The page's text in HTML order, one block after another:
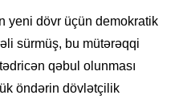
yeni dövr üçün demokratik
sürmüş, bu mütərəqqi
qəbul olunması
öndərin dövlətçilik